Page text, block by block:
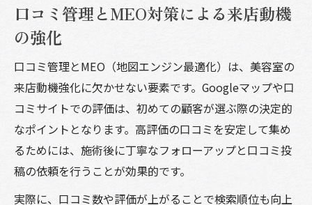
口コミ管理とMEO対策による来店動機
の強化
口コミ管理とMEO（地図エンジン最適化）は、美容室の
来店動機強化に欠かせない要素です。Googleマップや口
コミサイトでの評価は、初めての顧客が選ぶ際の決定的
なポイントとなります。高評価の口コミを安定して集め
るためには、施術後に丁寧なフォローアップと口コミ投
稿の依頼を行うことが効果的です。
実際に、口コミ数や評価が上がることで検索順位も向上